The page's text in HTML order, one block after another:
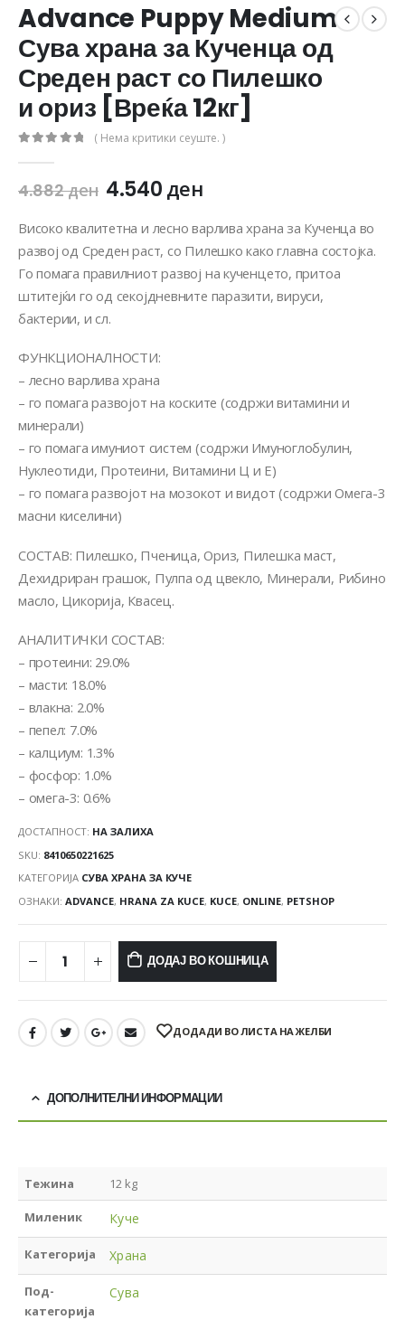
Advance Puppy Medium
Сува храна за Кученца од
Среден раст со Пилешко
и ориз [Вреќа 12кг]
( Нема критики сеуште. )
4.882ден 4.540ден
Високо квалитетна и лесно варлива храна за Кученца во
развој од Среден раст, со Пилешко како главна состојка.
Го помага правилниот развој на кученцето, притоа
штитејќи го од секојдневните паразити, вируси,
бактерии, и сл.
ФУНКЦИОНАЛНОСТИ:
– лесно варлива храна
– го помага развојот на коските (содржи витамини и
минерали)
– го помага имуниот систем (содржи Имуноглобулин,
Нуклеотиди, Протеини, Витамини Ц и Е)
– го помага развојот на мозокот и видот (содржи Омега-3
масни киселини)
СОСТАВ: Пилешко, Пченица, Ориз, Пилешка маст,
Дехидриран грашок, Пулпа од цвекло, Минерали, Рибино
масло, Цикорија, Квасец.
АНАЛИТИЧКИ СОСТАВ:
– протеини: 29.0%
– масти: 18.0%
– влакна: 2.0%
– пепел: 7.0%
– калциум: 1.3%
– фосфор: 1.0%
– омега-3: 0.6%
ДОСТАПНОСТ: НА ЗАЛИХА
SKU: 8410650221625
КАТЕГОРИЈА СУВА ХРАНА ЗА КУЧЕ
ОЗНАКИ: ADVANCE, HRANA ZA KUCE, KUCE, ONLINE, PETSHOP
ДОДАЈ ВО КОШНИЦА
ДОДАДИ ВО ЛИСТА НА ЖЕЛБИ
ДОПОЛНИТЕЛНИ ИНФОРМАЦИИ
Тежина 12 kg
Миленик Куче
Категорија Храна
Под-
категорија
Сува